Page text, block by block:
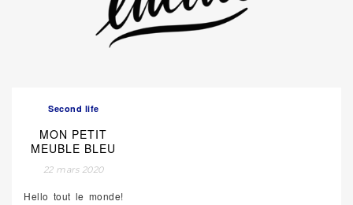
Second life
MON PETIT
MEUBLE BLEU
22 mars 2020
Hello tout le monde!